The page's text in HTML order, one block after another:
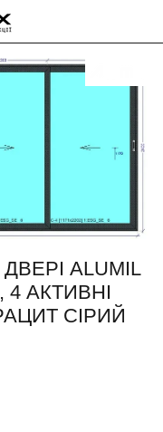
ALUMIL
4 АКТИВНІ
СІРИЙ